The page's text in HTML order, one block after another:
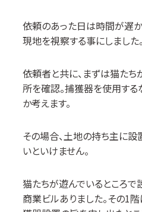
依頼のあった日は時間が遅
現地を視察する事にしました。
依頼者と共に、まずは猫た
所を確認。捕獲器を使用する
か考えます。
その場合、土地の持ち主に
いといけません。
猫たちが遊んでいるところで
商業ビルありました。その1